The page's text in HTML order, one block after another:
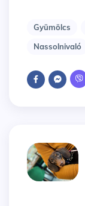
Gyümölcs
Nassolnivaló